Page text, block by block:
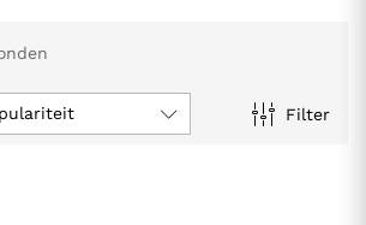
Filter